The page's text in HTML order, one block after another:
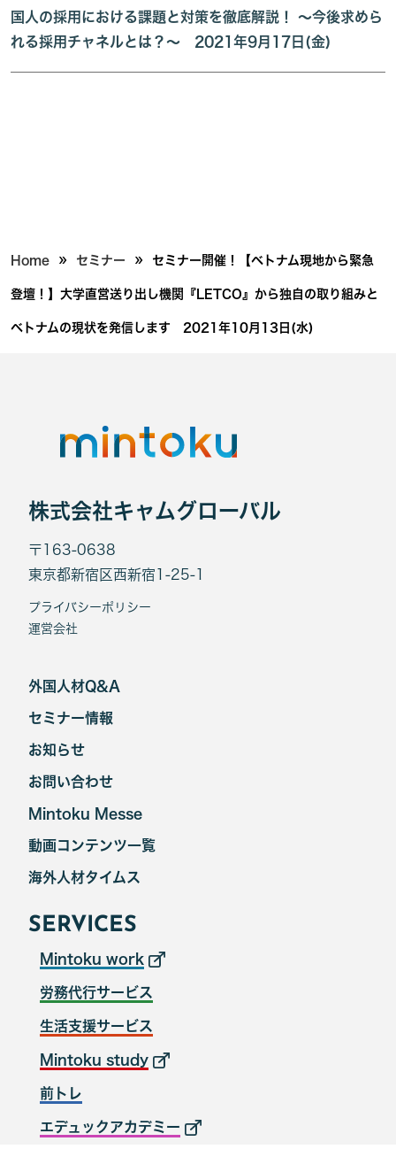
国人の採用における課題と対策を徹底解説！ ～今後求めら
れる採用チャネルとは？～ 2021年9月17日(金)
Home » セミナー » セミナー開催！【ベトナム現地から緊急
登壇！】大学直営送り出し機関『LETCO』から独自の取り組みと
ベトナムの現状を発信します 2021年10月13日(水)
株式会社キャムグローバル
〒163-0638
東京都新宿区西新宿1-25-1
プライバシーポリシー
運営会社
外国人材Q&A
セミナー情報
お知らせ
お問い合わせ
Mintoku Messe
海外人材タイムス
動画コンテンツ一覧
SERVICES
Mintoku work
労務代行サービス
生活支援サービス
Mintoku study
前トレ
エデュックアカデミー